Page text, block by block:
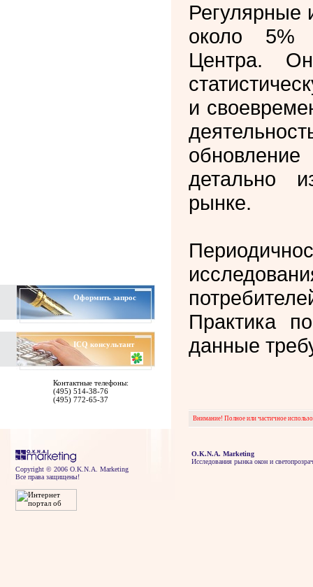
Регулярные
около 5%
Центра.
и
детально
рынке.
Практика
данные
Внимание! Полное или частичное
Оформить запрос
ICQконсультант
Контактные телефоны:
(495) 514-38-76
(495) 772-65-37
Copyright © 2006 O.K.N.A. Marketing
Все права защищены!
O.K.N.A. Marketing
Исследования рынка окон и